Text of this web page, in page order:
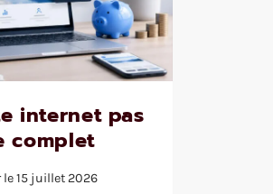
internet pas
complet
le15 juillet 2026